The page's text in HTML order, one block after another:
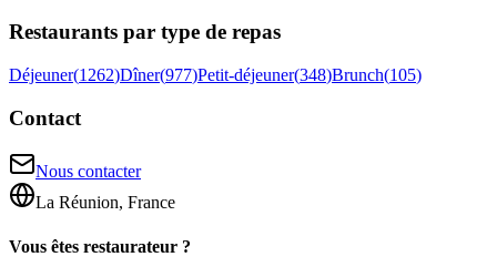
Restaurants par type de repas
Déjeuner(1262)Dîner(977)Petit-déjeuner(348)Brunch(105)
Contact
Nous contacter
La Réunion, France
Vous êtes restaurateur ?